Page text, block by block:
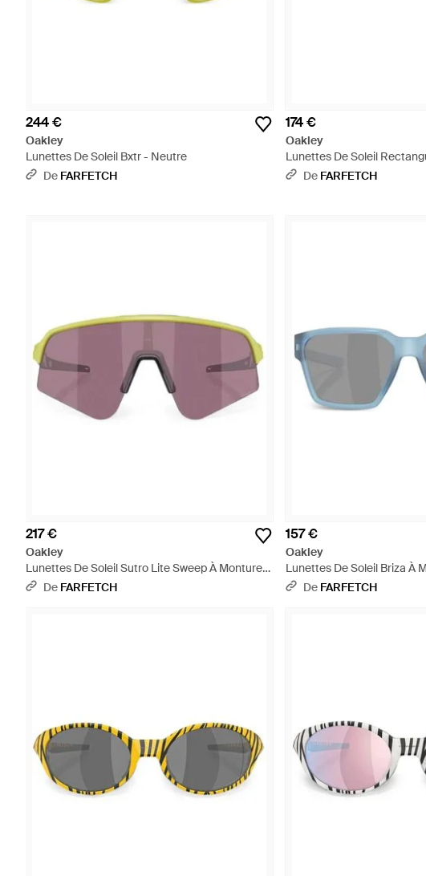
244 €
Oakley
Lunettes De Soleil Bxtr - Neutre
De FARFETCH
174 €
Oakley
Lunettes De Soleil
De FARFETCH
217 €
Oakley
Lunettes De Soleil Sutro Lite Sweep À Monture
Géométrique - Violet
De FARFETCH
157 €
Oakley
Lunettes De Soleil Briza À
- Gris
De FARFETCH